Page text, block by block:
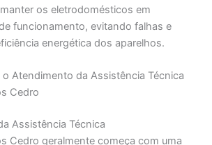
os eletrodomésticos em
funcionamento, evitando falhas e
energética dos aparelhos.
Atendimento da Assistência Técnica
Cedro
Assistência Técnica
Cedro geralmente começa com uma